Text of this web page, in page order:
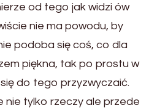
od tego jak widzi ów
nie ma powodu, by
podoba się coś, co dla
piękna, tak po prostu w
do tego przyzwyczaić.
nie tylko rzeczy ale przede